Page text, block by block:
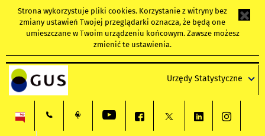
Strona wykorzystuje pliki cookies. Korzystanie z witryny bez
zmiany ustawień Twojej przeglądarki oznacza, że będą one
umieszczane w Twoim urządzeniu końcowym. Zawsze możesz
zmienić te ustawienia.
Urzędy Statystyczne